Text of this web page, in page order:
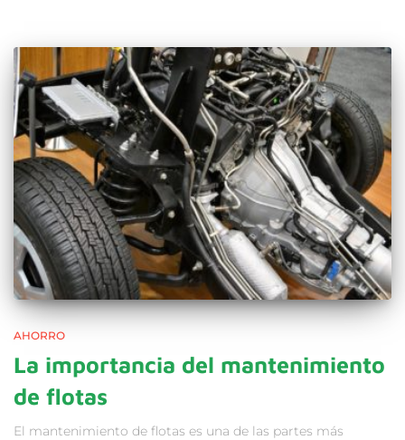
AHORRO
La importancia del mantenimiento
de flotas
El mantenimiento de flotas es una de las partes más